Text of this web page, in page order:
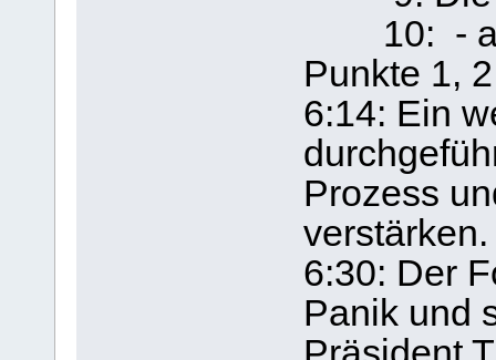
10: -
Punkte 1,
6:14: Ein
Prozess
verstärken.
6:30: Der
Panik und